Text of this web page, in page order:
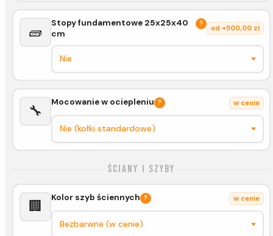
🧱
Stopy fundamentowe 25x25x40
cm
?
od +500,00 zl
🔧
Mocowanie w ociepleniu ? w cenie
Ściany i szyby
🏢
Kolor szyb ściennych ? w cenie